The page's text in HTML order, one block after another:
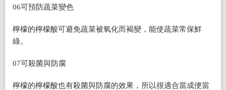
06可預防蔬菜變色
檸檬的檸檬酸可避免蔬菜被氧化而褐變，能使蔬菜常保鮮
綠。
07可殺菌與防腐
檸檬的檸檬酸也有殺菌與防腐的效果，所以很適合當成便當